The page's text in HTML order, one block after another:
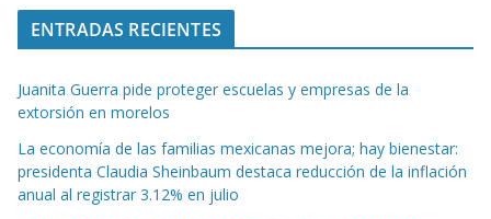
ENTRADAS RECIENTES
Juanita Guerra pide proteger escuelas y empresas de la
extorsión en morelos
La economía de las familias mexicanas mejora; hay bienestar:
presidenta Claudia Sheinbaum destaca reducción de la inflación
anual al registrar 3.12% en julio